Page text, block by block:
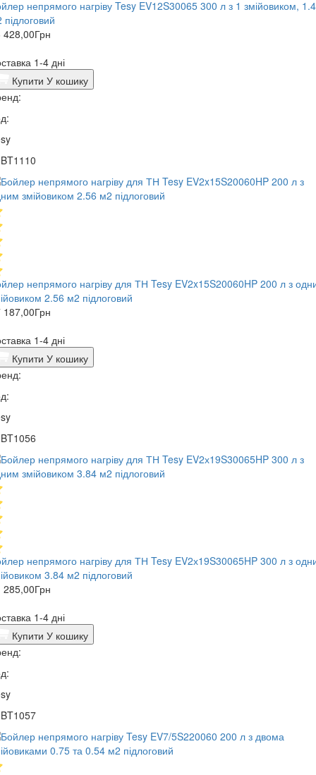
непрямого нагріву Tesy EV12S30065 300 л з 1 змійовиком,
428,00Грн
1-4 дні
Купити У кошику
непрямого нагріву для ТН Tesy EV2x15S20060HP 200 л з
2.56 м2 підлоговий
187,00Грн
1-4 дні
Купити У кошику
непрямого нагріву для ТН Tesy EV2х19S30065HP 300 л з
3.84 м2 підлоговий
285,00Грн
1-4 дні
Купити У кошику